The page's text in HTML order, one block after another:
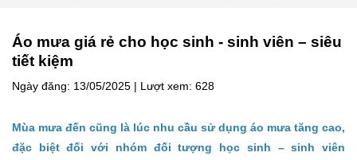
Áo mưa giá rẻ cho học sinh - sinh viên – siêu
tiết kiệm
Ngày đăng: 13/05/2025 | Lượt xem: 628
Mùa mưa đến cũng là lúc nhu cầu sử dụng áo mưa tăng cao,
đặc biệt đối với nhóm đối tượng học sinh – sinh viên